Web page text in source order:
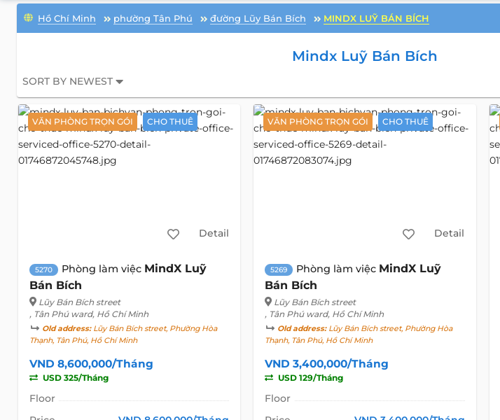
Hồ Chí Minh phường Tân Phú đường Lũy Bán Bích MINDX LUỸ BÁN BÍCH
Mindx Luỹ Bán Bích
SORT BY NEWEST
VĂN PHÒNG TRỌN GÓI CHO THUÊ
Detail
5270 Phòng làm việc MindX Luỹ
Bán Bích
Lũy Bán Bích street
, Tân Phú ward, Hồ Chí Minh
Old address:Lũy Bán Bích street, Phường Hòa
Thạnh, Tân Phú, Hồ Chí Minh
VND 8,600,000/Tháng
USD 325/Tháng
Floor
VĂN PHÒNG TRỌN GÓI CHO THUÊ
Detail
5269 Phòng làm việc MindX Luỹ
Bán Bích
Lũy Bán Bích street
, Tân Phú ward, Hồ Chí Minh
Old address:Lũy Bán Bích street, Phường Hòa
Thạnh, Tân Phú, Hồ Chí Minh
VND 3,400,000/Tháng
USD 129/Tháng
Floor